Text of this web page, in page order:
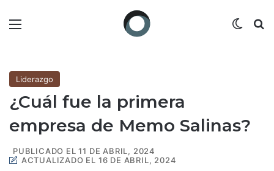
Liderazgo
¿Cuál fue la primera
empresa de Memo Salinas?
PUBLICADO EL 11 DE ABRIL, 2024
ACTUALIZADO EL 16 DE ABRIL, 2024